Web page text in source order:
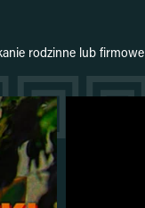
rodzinne lub firmowe